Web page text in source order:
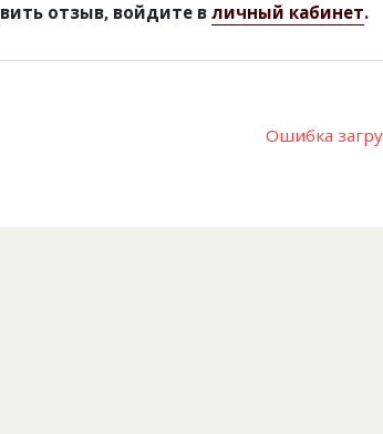
отзыв, войдите в личный кабинет.
Ошибка